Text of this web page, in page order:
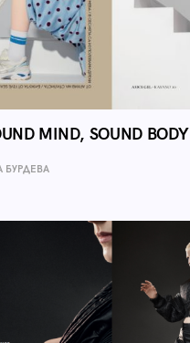
MIND, SOUND BODY
БУРДЕВА